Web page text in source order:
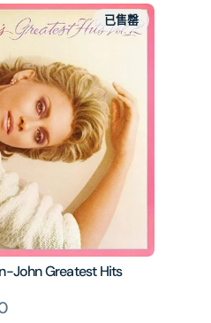
John Greatest Hits
已售罄